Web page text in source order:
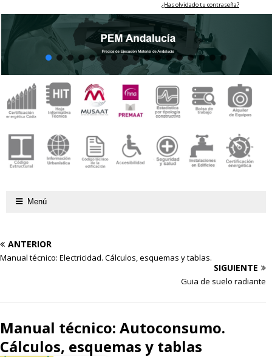
¿Has olvidado tu contraseña?
Menú
ANTERIOR
Manual técnico: Electricidad. Cálculos, esquemas y tablas.
SIGUIENTE
Guia de suelo radiante
Manual técnico: Autoconsumo.
Cálculos, esquemas y tablas